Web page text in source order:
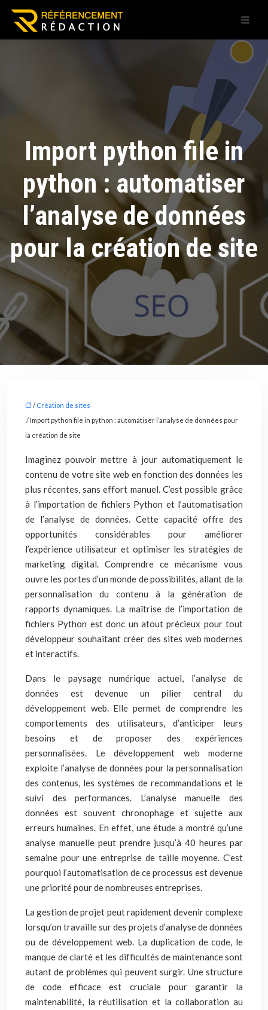
Import python file in
python : automatiser
l’analyse de données
pour la création de site
/ Création de sites
/ Import python file in python : automatiser l’analyse de données pour
la création de site
Imaginez pouvoir mettre à jour automatiquement le
contenu de votre site web en fonction des données les
plus récentes, sans effort manuel. C’est possible grâce
à l’importation de fichiers Python et l’automatisation
de l’analyse de données. Cette capacité offre des
opportunités considérables pour améliorer
l’expérience utilisateur et optimiser les stratégies de
marketing digital. Comprendre ce mécanisme vous
ouvre les portes d’un monde de possibilités, allant de la
personnalisation du contenu à la génération de
rapports dynamiques. La maîtrise de l’importation de
fichiers Python est donc un atout précieux pour tout
développeur souhaitant créer des sites web modernes
et interactifs.
Dans le paysage numérique actuel, l’analyse de
données est devenue un pilier central du
développement web. Elle permet de comprendre les
comportements des utilisateurs, d’anticiper leurs
besoins et de proposer des expériences
personnalisées. Le développement web moderne
exploite l’analyse de données pour la personnalisation
des contenus, les systèmes de recommandations et le
suivi des performances. L’analyse manuelle des
données est souvent chronophage et sujette aux
erreurs humaines. En effet, une étude a montré qu’une
analyse manuelle peut prendre jusqu’à 40 heures par
semaine pour une entreprise de taille moyenne. C’est
pourquoi l’automatisation de ce processus est devenue
une priorité pour de nombreuses entreprises.
La gestion de projet peut rapidement devenir complexe
lorsqu’on travaille sur des projets d’analyse de données
ou de développement web. La duplication de code, le
manque de clarté et les difficultés de maintenance sont
autant de problèmes qui peuvent surgir. Une structure
de code efficace est cruciale pour garantir la
maintenabilité, la réutilisation et la collaboration au